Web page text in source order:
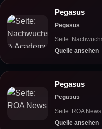
Pegasus
Pegasus
Seite:
Quelle ansehen
Pegasus
Pegasus
Seite: ROA
Quelle ansehen